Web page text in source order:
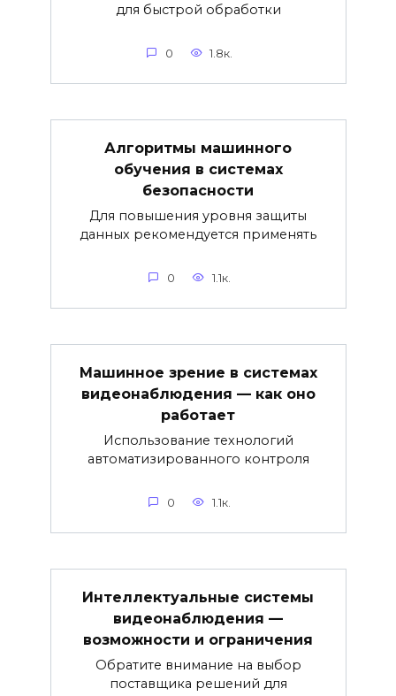
для быстрой обработки
0 1.8к.
Алгоритмы машинного
обучения в системах
безопасности
Для повышения уровня защиты
данных рекомендуется применять
0 1.1к.
Машинное зрение в системах
видеонаблюдения — как оно
работает
Использование технологий
автоматизированного контроля
0 1.1к.
Интеллектуальные системы
видеонаблюдения —
возможности и ограничения
Обратите внимание на выбор
поставщика решений для